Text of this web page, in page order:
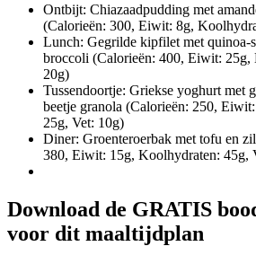
Ontbijt: Chiazaadpudding met
(Calorieën: 300, Eiwit: 8g,
Lunch: Gegrilde kipfilet met quinoa-
broccoli (Calorieën: 400, Eiwit: 25g,
20g)
Tussendoortje: Griekse yoghurt met
beetje granola (Calorieën: 250,
25g, Vet: 10g)
Diner: Groenteroerbak met tofu en
380, Eiwit: 15g, Koolhydraten: 45g,
Download de GRATIS
voor dit maaltijdplan